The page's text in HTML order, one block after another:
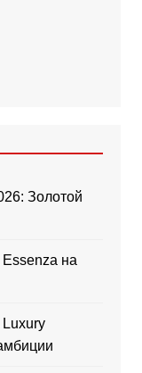
Золотой
на
Luxury